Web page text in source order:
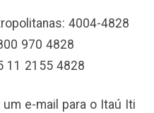
4004-4828
970 4828
11 2155 4828
e-mail para o Itaú Iti